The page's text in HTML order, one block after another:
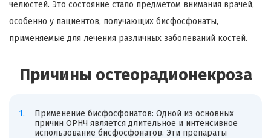
челюстей. Это состояние стало предметом внимания врачей,
особенно у пациентов, получающих бисфосфонаты,
применяемые для лечения различных заболеваний костей.
Причины остеорадионекроза
Применение бисфосфонатов: Одной из основных
причин ОРНЧ является длительное и интенсивное
использование бисфосфонатов. Эти препараты